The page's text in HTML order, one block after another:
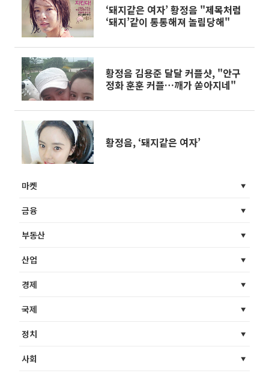
‘돼지같은 여자’ 황정음 "제목처럼
‘돼지’같이 통통해져 놀림당해"
황정음 김용준 달달 커플샷, "안구
정화 훈훈 커플…깨가 쏟아지네"
황정음, ‘돼지같은 여자’
마켓
금융
부동산
산업
경제
국제
정치
사회